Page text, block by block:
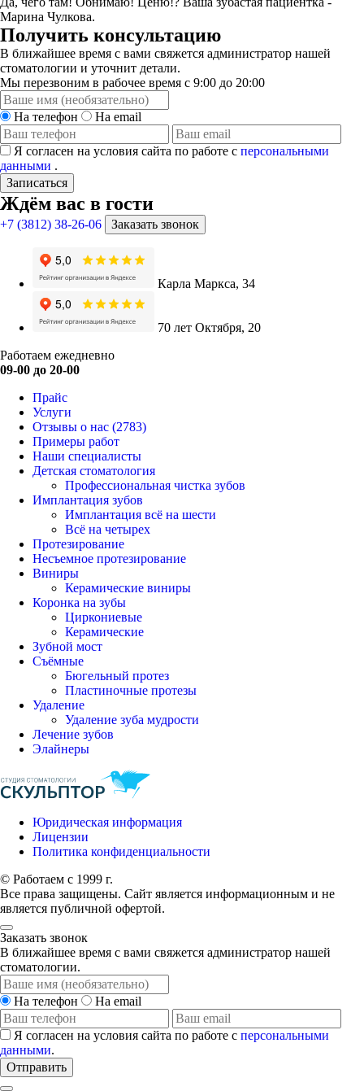
Марина Чулкова.
Получить консультацию
В ближайшее время с вами свяжется администратор нашей
стоматологии и уточнит детали.
Мы перезвоним в рабочее время с 9:00 до 20:00
На телефон На email
Я согласен на условия сайта по работе с персональными
данными .
Записаться
Ждём вас в гости
+7 (3812) 38-26-06 Заказать звонок
Карла Маркса, 34
70 лет Октября, 20
Работаем ежедневно
09-00 до 20-00
Прайс
Услуги
Отзывы о нас (2783)
Примеры работ
Наши специалисты
Детская стоматология
Профессиональная чистка зубов
Имплантация зубов
Имплантация всё на шести
Всё на четырех
Протезирование
Несъемное протезирование
Виниры
Керамические виниры
Коронка на зубы
Циркониевые
Керамические
Зубной мост
Съёмные
Бюгельный протез
Пластиночные протезы
Удаление
Удаление зуба мудрости
Лечение зубов
Элайнеры
Юридическая информация
Лицензии
Политика конфиденциальности
© Работаем с 1999 г.
Все права защищены. Сайт является информационным и не
является публичной офертой.
Заказать звонок
В ближайшее время с вами свяжется администратор нашей
стоматологии.
На телефон На email
Я согласен на условия сайта по работе с персональными
данными.
Отправить